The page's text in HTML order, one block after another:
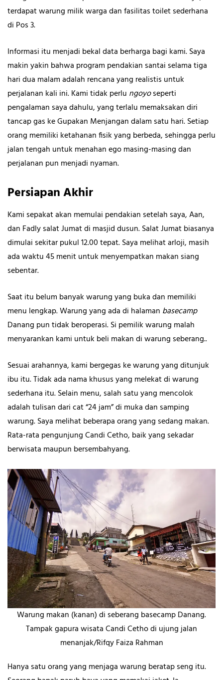
terdapat warung milik warga dan fasilitas toilet sederhana
di Pos 3.
Informasi itu menjadi bekal data berharga bagi kami. Saya
makin yakin bahwa program pendakian santai selama tiga
hari dua malam adalah rencana yang realistis untuk
perjalanan kali ini. Kami tidak perlu ngoyoseperti
pengalaman saya dahulu, yang terlalu memaksakan diri
tancap gas ke Gupakan Menjangan dalam satu hari. Setiap
orang memiliki ketahanan fisik yang berbeda, sehingga perlu
jalan tengah untuk menahan ego masing-masing dan
perjalanan pun menjadi nyaman.
Persiapan Akhir
Kami sepakat akan memulai pendakian setelah saya, Aan,
dan Fadly salat Jumat di masjid dusun. Salat Jumat biasanya
dimulai sekitar pukul 12.00 tepat. Saya melihat arloji, masih
ada waktu 45 menit untuk menyempatkan makan siang
sebentar.
Saat itu belum banyak warung yang buka dan memiliki
menu lengkap. Warung yang ada di halaman basecamp
Danang pun tidak beroperasi. Si pemilik warung malah
menyarankan kami untuk beli makan di warung seberang..
Sesuai arahannya, kami bergegas ke warung yang ditunjuk
ibu itu. Tidak ada nama khusus yang melekat di warung
sederhana itu. Selain menu, salah satu yang mencolok
adalah tulisan dari cat “24 jam” di muka dan samping
warung. Saya melihat beberapa orang yang sedang makan.
Rata-rata pengunjung Candi Cetho, baik yang sekadar
berwisata maupun bersembahyang.
Warung makan (kanan) di seberang basecamp Danang.
Tampak gapura wisata Candi Cetho di ujung jalan
menanjak/Rifqy Faiza Rahman
Hanya satu orang yang menjaga warung beratap seng itu.